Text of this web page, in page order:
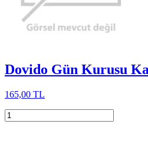
Dovido Gün Kurusu
165,00 TL